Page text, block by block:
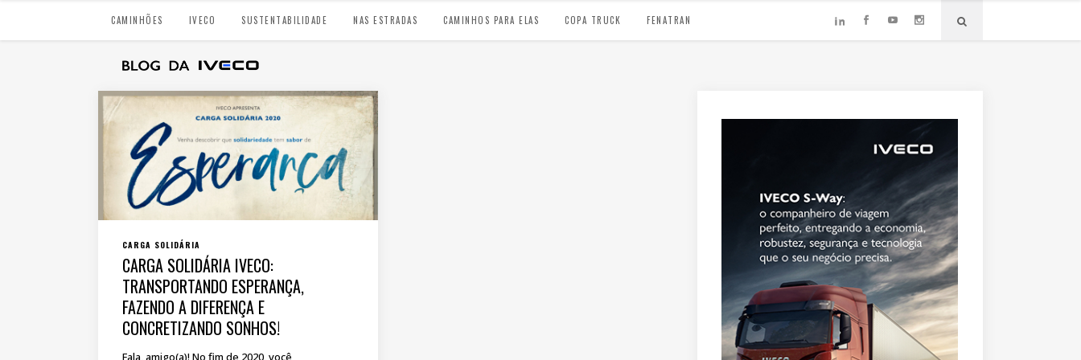
CAMINHÕES IVECO SUSTENTABILIDADE NAS ESTRADAS CAMINHOS PARA ELAS COPA TRUCK FENATRAN
CARGA SOLIDÁRIA
CARGA SOLIDÁRIA IVECO:
TRANSPORTANDO ESPERANÇA,
FAZENDO A DIFERENÇA E
CONCRETIZANDO SONHOS!
Fala, amigo(a)! No fim de 2020, você